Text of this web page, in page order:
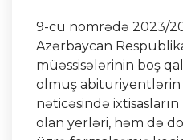
9-cu nömrədə 2023/
Azərbaycan
müəssisələrinin boş
olmuş abituriyentlərin
nəticəsində
olan yerləri, həm də